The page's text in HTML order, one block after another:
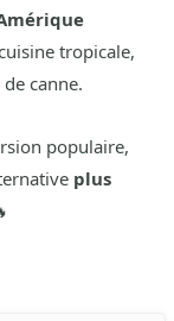
tropicale,
canne.
populaire,
plus